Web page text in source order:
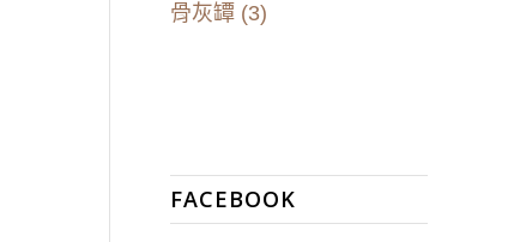
骨灰罈(3)
FACEBOOK